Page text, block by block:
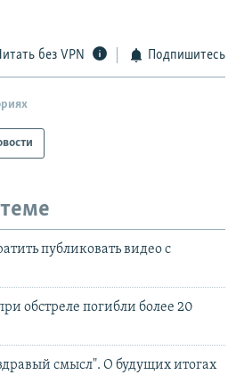
без VPN Подпишитесь
публиковать видео с
обстреле погибли более 20
смысл". О будущих итогах